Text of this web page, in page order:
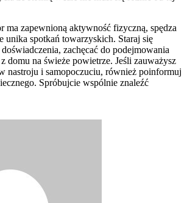
ma zapewnioną aktywność fizyczną, spędza
unika spotkań towarzyskich. Staraj się
zachęcać do podejmowania
domu na świeże powietrze. Jeśli zauważysz
nastroju i samopoczuciu, również poinformuj
Spróbujcie wspólnie znaleźć